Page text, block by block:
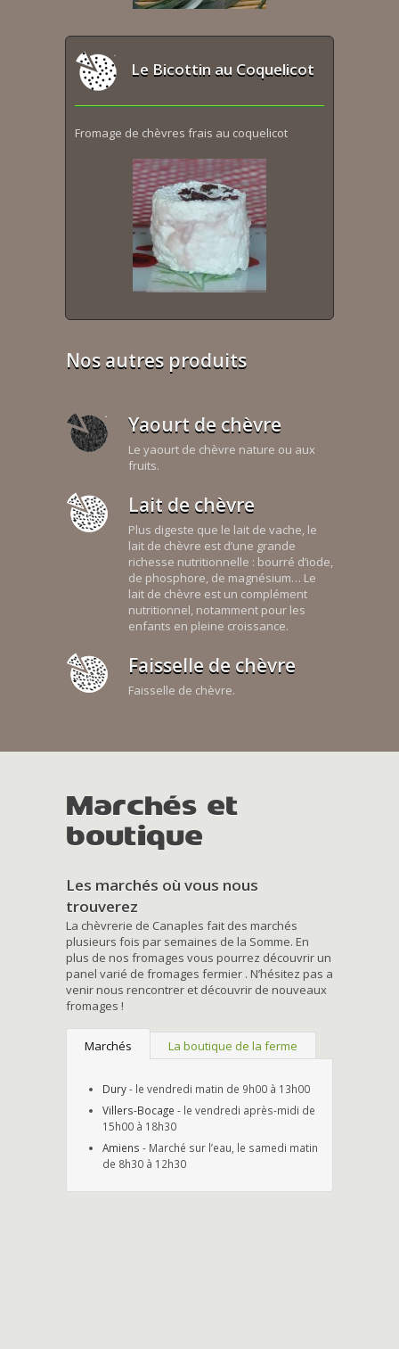
Le Bicottin au Coquelicot
Fromage de chèvres frais au coquelicot
Nos autres produits
Yaourt de chèvre
Le yaourt de chèvre nature ou aux
fruits.
Lait de chèvre
Plus digeste que le lait de vache, le
lait de chèvre est d’une grande
richesse nutritionnelle : bourré d’iode,
de phosphore, de magnésium… Le
lait de chèvre est un complément
nutritionnel, notamment pour les
enfants en pleine croissance.
Faisselle de chèvre
Faisselle de chèvre.
Marchés et
boutique
Les marchés où vous nous
trouverez
La chèvrerie de Canaples fait des marchés
plusieurs fois par semaines de la Somme. En
plus de nos fromages vous pourrez découvrir un
panel varié de fromages fermier . N’hésitez pas a
venir nous rencontrer et découvrir de nouveaux
fromages !
Marchés La boutique de la ferme
Dury- le vendredi matin de 9h00 à 13h00
Villers-Bocage - le vendredi après-midi de
15h00 à 18h30
Amiens - Marché sur l’eau, le samedi matin
de 8h30 à 12h30